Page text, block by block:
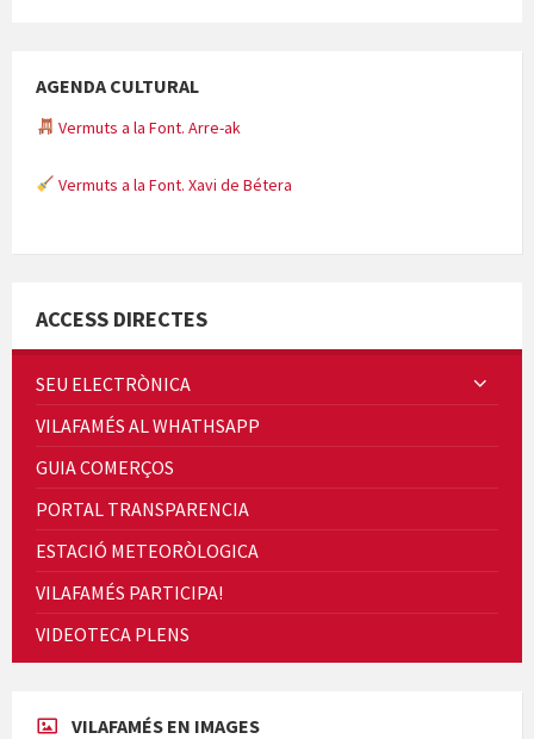
AGENDA CULTURAL
Vermuts a la Font. Arre-ak
Vermuts a la Font. Xavi de Bétera
Quintà Culroja
Cicle de Cine i Dones rurals
ACCESS DIRECTES
SEU ELECTRÒNICA
VILAFAMÉS AL WHATHSAPP
GUIA COMERÇOS
PORTAL TRANSPARENCIA
ESTACIÓ METEORÒLOGICA
VILAFAMÉS PARTICIPA!
VIDEOTECA PLENS
VILAFAMÉS EN IMAGES